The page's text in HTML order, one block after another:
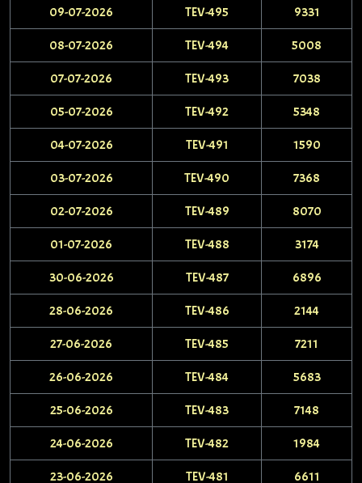
09-07-2026 TEV-495 9331
08-07-2026 TEV-494 5008
07-07-2026 TEV-493 7038
05-07-2026 TEV-492 5348
04-07-2026 TEV-491 1590
03-07-2026 TEV-490 7368
02-07-2026 TEV-489 8070
01-07-2026 TEV-488 3174
30-06-2026 TEV-487 6896
28-06-2026 TEV-486 2144
27-06-2026 TEV-485 7211
26-06-2026 TEV-484 5683
25-06-2026 TEV-483 7148
24-06-2026 TEV-482 1984
23-06-2026 TEV-481 6611